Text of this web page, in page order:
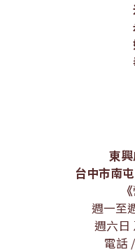
東
台中市南
《
週一至
週六日
電話